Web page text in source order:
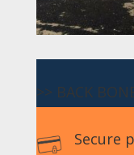
>> BACK
Secure